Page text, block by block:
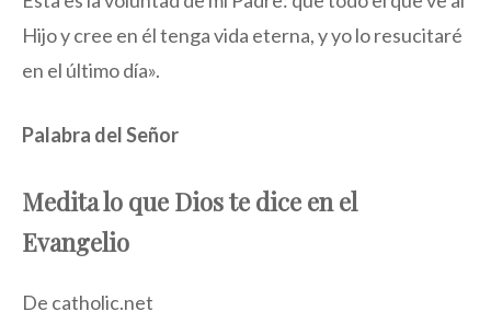
Hijo y cree en él tenga vida eterna, y yo lo resucitaré
en el último día».
Palabra del Señor
Medita lo que Dios te dice en el
Evangelio
De catholic.net